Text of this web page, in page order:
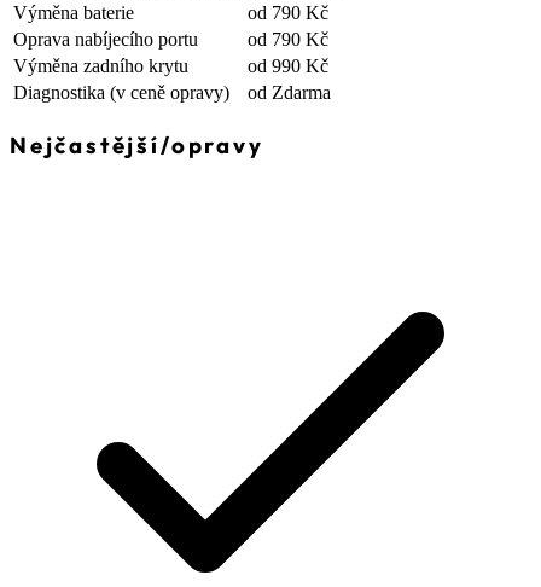
Výměna baterie
od 790 Kč
Oprava nabíjecího portu
od 790 Kč
Výměna zadního krytu
od 990 Kč
Diagnostika (v ceně opravy) od Zdarma
Nejčastější/opravy